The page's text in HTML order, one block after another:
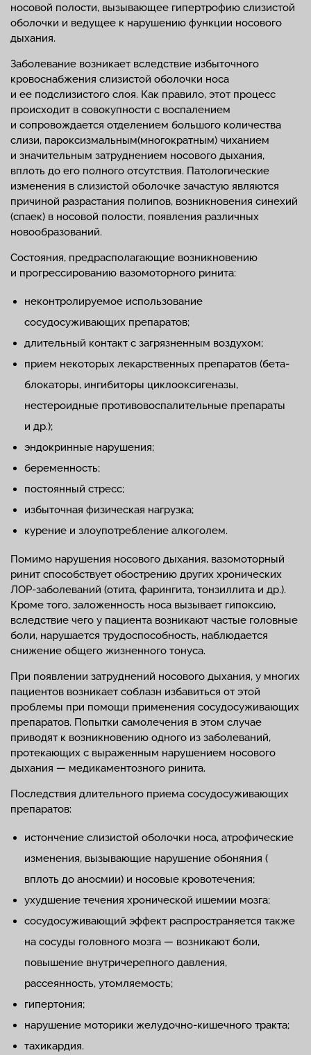
носовой полости, вызывающее гипертрофию слизистой
оболочки и ведущее к нарушению функции носового
дыхания.
Заболевание возникает вследствие избыточного
кровоснабжения слизистой оболочки носа
и ее подслизистого слоя. Как правило, этот процесс
происходит в совокупности с воспалением
и сопровождается отделением большого количества
слизи, пароксизмальным(многократным) чиханием
и значительным затруднением носового дыхания,
вплоть до его полного отсутствия. Патологические
изменения в слизистой оболочке зачастую являются
причиной разрастания полипов, возникновения синехий
(спаек) в носовой полости, появления различных
новообразований.
Состояния, предрасполагающие возникновению
и прогрессированию вазомоторного ринитa:
неконтролируемое использование
сосудосуживающих препаратов;
длительный контакт с загрязненным воздухом;
прием некоторых лекарственных препаратов (бета-
блокаторы, ингибиторы циклооксигеназы,
нестероидные противовоспалительные препараты
и др.);
эндокринные нарушения;
беременность;
постоянный стресс;
избыточная физическая нагрузка;
курение и злоупотребление алкоголем.
Помимо нарушения носового дыхания, вазомоторный
ринит способствует обострению других хронических
ЛОР-заболеваний (отита, фарингита, тонзиллита и др.).
Кроме того, заложенность носа вызывает гипоксию,
вследствие чего у пациента возникают частые головные
боли, нарушается трудоспособность, наблюдается
снижение общего жизненного тонуса.
При появлении затруднений носового дыхания, у многих
пациентов возникает соблазн избавиться от этой
проблемы при помощи применения сосудосуживающих
препаратов. Попытки самолечения в этом случае
приводят к возникновению одного из заболеваний,
протекающих с выраженным нарушением носового
дыхания — медикаментозного ринита.
Последствия длительного приема сосудосуживающих
препаратов:
истончение слизистой оболочки носа, атрофические
изменения, вызывающие нарушение обоняния (
вплоть до аносмии) и носовые кровотечения;
ухудшение течения хронической ишемии мозга;
сосудосуживающий эффект распространяется также
на сосуды головного мозга — возникают боли,
повышение внутричерепного давления,
рассеянность, утомляемость;
гипертония;
нарушение моторики желудочно-кишечного тракта;
тахикардия.